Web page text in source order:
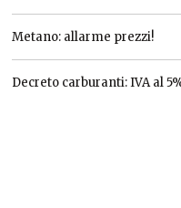
Metano: allarme prezzi!
Decreto carburanti: IVA al